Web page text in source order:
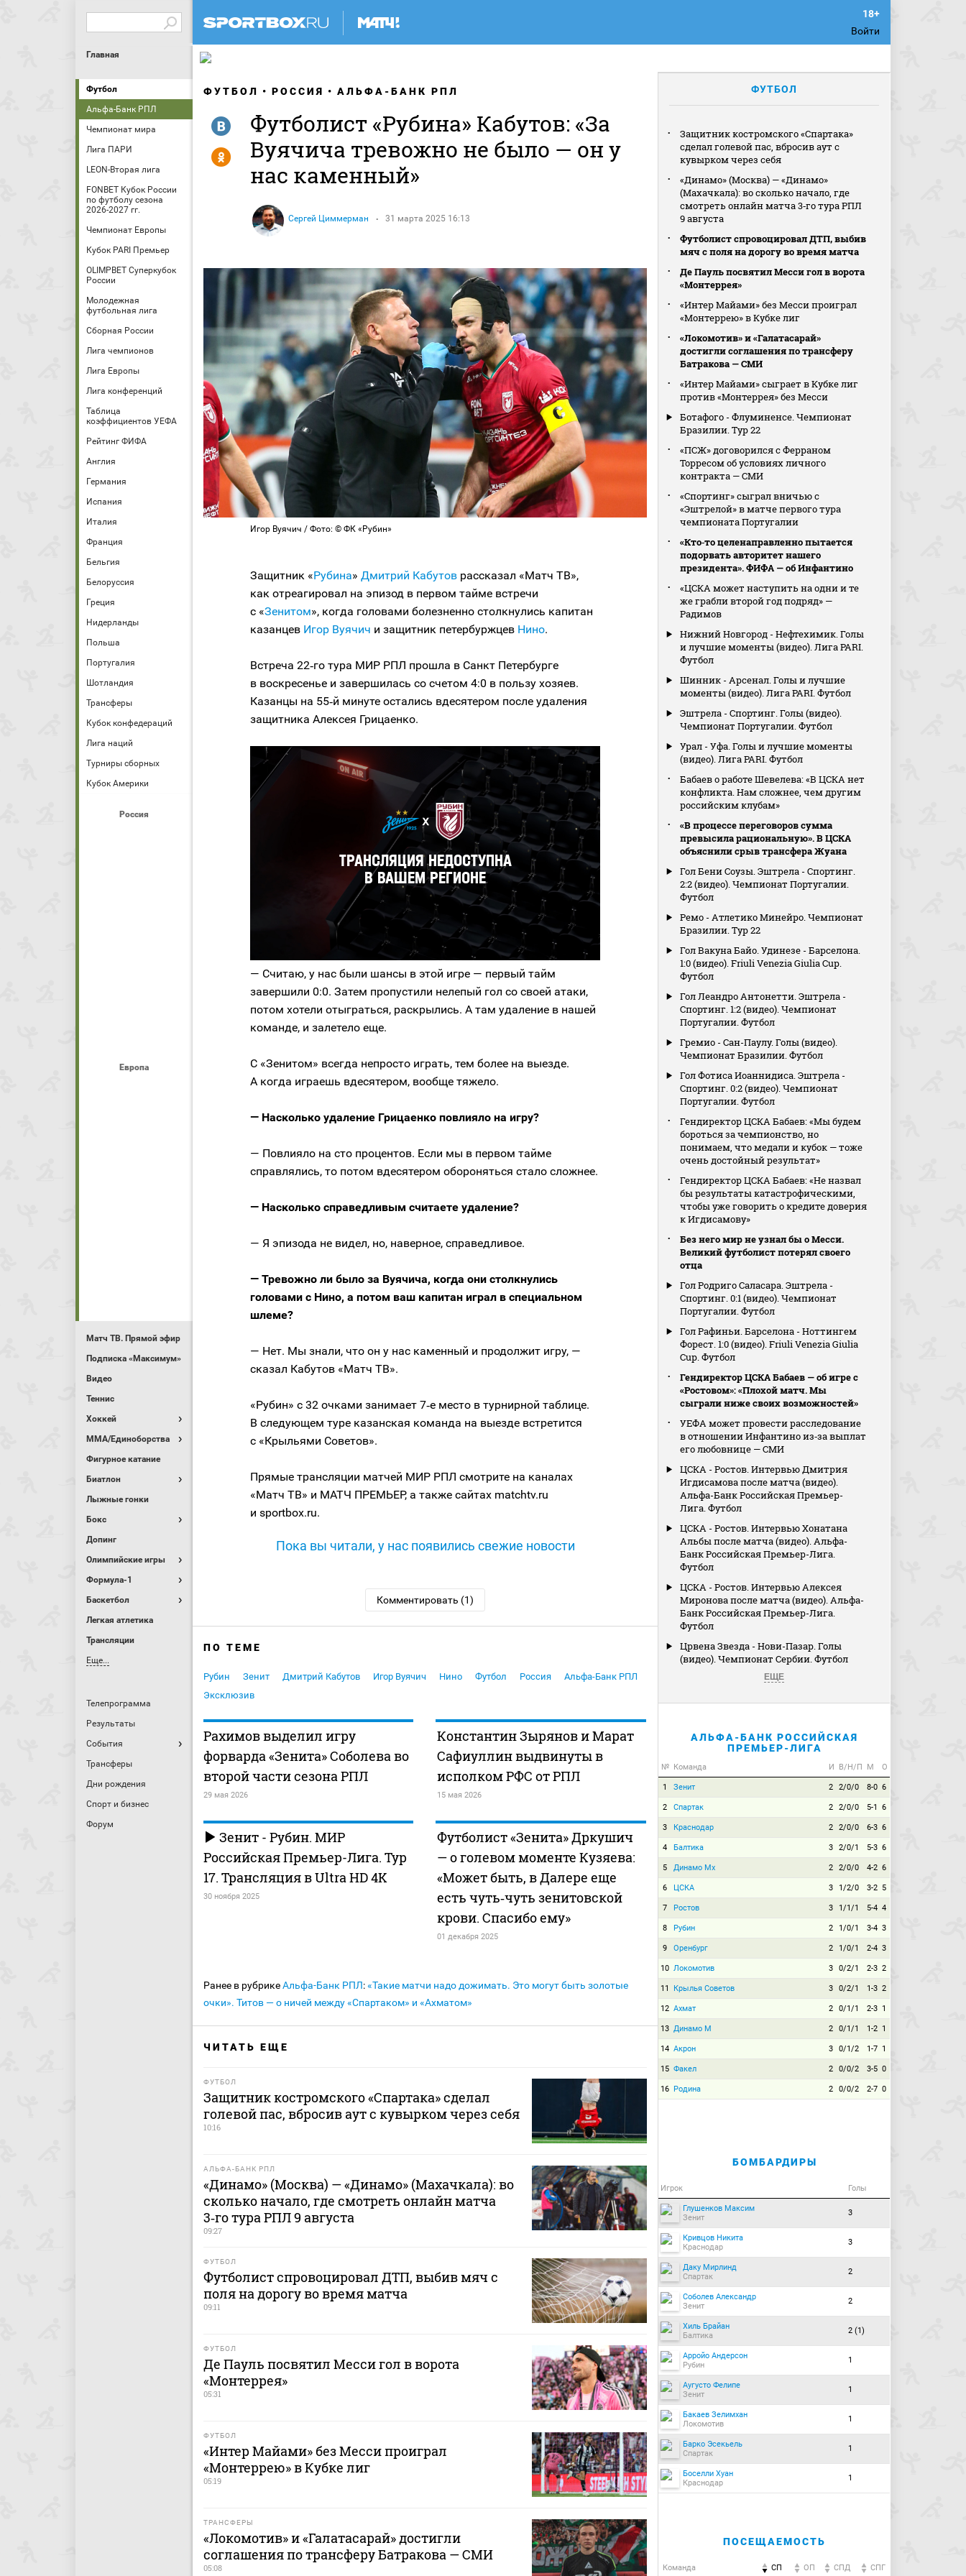
Войти
Главная
Футбол
Альфа-Банк РПЛ
Чемпионат мира
Лига ПАРИ
LEON-Вторая лига
FONBET Кубок России
по футболу сезона
2026-2027 гг.
Чемпионат Европы
Кубок PARI Премьер
OLIMPBET Суперкубок
России
Молодежная
футбольная лига
Сборная России
Лига чемпионов
Лига Европы
Лига конференций
Таблица
коэффициентов УЕФА
Рейтинг ФИФА
Англия
Германия
Испания
Италия
Франция
Бельгия
Белоруссия
Греция
Нидерланды
Польша
Португалия
Шотландия
Трансферы
Кубок конфедераций
Лига наций
Турниры сборных
Кубок Америки
Россия
Европа
Матч ТВ. Прямой эфир
Подписка «Максимум»
Видео
Теннис
Хоккей
MMA/Единоборства
Фигурное катание
Биатлон
Лыжные гонки
Бокс
Допинг
Олимпийские игры
Формула-1
Баскетбол
Легкая атлетика
Трансляции
Еще...
Телепрограмма
Результаты
События
Трансферы
Дни рождения
Спорт и бизнес
Форум
ФУТБОЛ РОССИЯ АЛЬФА-БАНК РПЛ
Футболист «Рубина» Кабутов: «За
Вуячича тревожно не было — он у
нас каменный»
Сергей Циммерман 31 марта 2025 16:13
R
Y
Игор Вуячич / Фото: © ФК «Рубин»
Защитник «Рубина» Дмитрий Кабутов рассказал «Матч ТВ»,
как отреагировал на эпизод в первом тайме встречи
с «Зенитом», когда головами болезненно столкнулись капитан
казанцев Игор Вуячич и защитник петербуржцев Нино.
Встреча 22‑го тура МИР РПЛ прошла в Санкт Петербурге
в воскресенье и завершилась со счетом 4:0 в пользу хозяев.
Казанцы на 55‑й минуте остались вдесятером после удаления
защитника Алексея Грицаенко.
— Считаю, у нас были шансы в этой игре — первый тайм
завершили 0:0. Затем пропустили нелепый гол со своей атаки,
потом хотели отыграться, раскрылись. А там удаление в нашей
команде, и залетело еще.
С «Зенитом» всегда непросто играть, тем более на выезде.
А когда играешь вдесятером, вообще тяжело.
— Насколько удаление Грицаенко повлияло на игру?
— Повлияло на сто процентов. Если мы в первом тайме
справлялись, то потом вдесятером обороняться стало сложнее.
— Насколько справедливым считаете удаление?
— Я эпизода не видел, но, наверное, справедливое.
— Тревожно ли было за Вуячича, когда они столкнулись
головами с Нино, а потом ваш капитан играл в специальном
шлеме?
— Нет. Мы знали, что он у нас каменный и продолжит игру, —
сказал Кабутов «Матч ТВ».
«Рубин» с 32 очками занимает 7‑е место в турнирной таблице.
В следующем туре казанская команда на выезде встретится
с «Крыльями Советов».
Прямые трансляции матчей МИР РПЛ смотрите на каналах
«Матч ТВ» и МАТЧ ПРЕМЬЕР, а также сайтах matchtv.ru
и sportbox.ru.
Пока вы читали, у нас появились свежие новости
Комментировать (1)
ПО ТЕМЕ
Рубин Зенит Дмитрий Кабутов Игор Вуячич Нино Футбол Россия
Альфа-Банк РПЛ
Эксклюзив
Рахимов выделил игру
форварда «Зенита» Соболева во
второй части сезона РПЛ
29 мая 2026
Константин Зырянов и Марат
Сафиуллин выдвинуты в
исполком РФС от РПЛ
15 мая 2026
Зенит - Рубин. МИР
Российская Премьер-Лига. Тур
17. Трансляция в Ultra HD 4K
30 ноября 2025
Футболист «Зенита» Дркушич
— о голевом моменте Кузяева:
«Может быть, в Далере еще
есть чуть‑чуть зенитовской
крови. Спасибо ему»
01 декабря 2025
Ранее в рубрикеАльфа-Банк РПЛ:«Такие матчи надо дожимать. Это могут быть золотые
очки». Титов — о ничей между «Спартаком» и «Ахматом»
ЧИТАТЬ ЕЩЕ
ФУТБОЛ
Защитник костромского «Спартака» сделал
голевой пас, вбросив аут с кувырком через себя
10:16
АЛЬФА-БАНК РПЛ
«Динамо» (Москва) — «Динамо» (Махачкала): во
сколько начало, где смотреть онлайн матча
3‑го тура РПЛ 9 августа
09:27
ФУТБОЛ
Футболист спровоцировал ДТП, выбив мяч с
поля на дорогу во время матча
09:11
ФУТБОЛ
Де Пауль посвятил Месси гол в ворота
«Монтеррея»
05:31
ФУТБОЛ
«Интер Майами» без Месси проиграл
«Монтеррею» в Кубке лиг
05:19
ТРАНСФЕРЫ
«Локомотив» и «Галатасарай» достигли
соглашения по трансферу Батракова — СМИ
05:08
ФУТБОЛ
Защитник костромского «Спартака»
сделал голевой пас, вбросив аут с
кувырком через себя
«Динамо» (Москва) — «Динамо»
(Махачкала): во сколько начало, где
смотреть онлайн матча 3‑го тура РПЛ
9 августа
Футболист спровоцировал ДТП, выбив
мяч с поля на дорогу во время матча
Де Пауль посвятил Месси гол в ворота
«Монтеррея»
«Интер Майами» без Месси проиграл
«Монтеррею» в Кубке лиг
«Локомотив» и «Галатасарай»
достигли соглашения по трансферу
Батракова — СМИ
«Интер Майами» сыграет в Кубке лиг
против «Монтеррея» без Месси
Ботафого - Флуминенсе. Чемпионат
Бразилии. Тур 22
«ПСЖ» договорился с Ферраном
Торресом об условиях личного
контракта — СМИ
«Спортинг» сыграл вничью с
«Эштрелой» в матче первого тура
чемпионата Португалии
«Кто‑то целенаправленно пытается
подорвать авторитет нашего
президента». ФИФА — об Инфантино
«ЦСКА может наступить на одни и те
же грабли второй год подряд» —
Радимов
Нижний Новгород - Нефтехимик. Голы
и лучшие моменты (видео). Лига PARI.
Футбол
Шинник - Арсенал. Голы и лучшие
моменты (видео). Лига PARI. Футбол
Эштрела - Спортинг. Голы (видео).
Чемпионат Португалии. Футбол
Урал - Уфа. Голы и лучшие моменты
(видео). Лига PARI. Футбол
Бабаев о работе Шевелева: «В ЦСКА нет
конфликта. Нам сложнее, чем другим
российским клубам»
«В процессе переговоров сумма
превысила рациональную». В ЦСКА
объяснили срыв трансфера Жуана
Гол Бени Соузы. Эштрела - Спортинг.
2:2 (видео). Чемпионат Португалии.
Футбол
Ремо - Атлетико Минейро. Чемпионат
Бразилии. Тур 22
Гол Вакуна Байо. Удинезе - Барселона.
1:0 (видео). Friuli Venezia Giulia Cup.
Футбол
Гол Леандро Антонетти. Эштрела -
Спортинг. 1:2 (видео). Чемпионат
Португалии. Футбол
Гремио - Сан-Паулу. Голы (видео).
Чемпионат Бразилии. Футбол
Гол Фотиса Иоаннидиса. Эштрела -
Спортинг. 0:2 (видео). Чемпионат
Португалии. Футбол
Гендиректор ЦСКА Бабаев: «Мы будем
бороться за чемпионство, но
понимаем, что медали и кубок — тоже
очень достойный результат»
Гендиректор ЦСКА Бабаев: «Не назвал
бы результаты катастрофическими,
чтобы уже говорить о кредите доверия
к Игдисамову»
Без него мир не узнал бы о Месси.
Великий футболист потерял своего
отца
Гол Родриго Саласара. Эштрела -
Спортинг. 0:1 (видео). Чемпионат
Португалии. Футбол
Гол Рафиньи. Барселона - Ноттингем
Форест. 1:0 (видео). Friuli Venezia Giulia
Cup. Футбол
Гендиректор ЦСКА Бабаев — об игре с
«Ростовом»: «Плохой матч. Мы
сыграли ниже своих возможностей»
УЕФА может провести расследование
в отношении Инфантино из‑за выплат
его любовнице — СМИ
ЦСКА - Ростов. Интервью Дмитрия
Игдисамова после матча (видео).
Альфа-Банк Российская Премьер-
Лига. Футбол
ЦСКА - Ростов. Интервью Хонатана
Альбы после матча (видео). Альфа-
Банк Российская Премьер-Лига.
Футбол
ЦСКА - Ростов. Интервью Алексея
Миронова после матча (видео). Альфа-
Банк Российская Премьер-Лига.
Футбол
Црвена Звезда - Нови-Пазар. Голы
(видео). Чемпионат Сербии. Футбол
ЕЩЕ
АЛЬФА-БАНК РОССИЙСКАЯ
ПРЕМЬЕР-ЛИГА
№ Команда И В/Н/П М О
1 Зенит 2 2/0/0 8-0 6
2 Спартак 2 2/0/0 5-1 6
3 Краснодар 2 2/0/0 6-3 6
4 Балтика 3 2/0/1 5-3 6
5 Динамо Мх 2 2/0/0 4-2 6
6 ЦСКА 3 1/2/0 3-2 5
7 Ростов 3 1/1/1 5-4 4
8 Рубин 2 1/0/1 3-4 3
9 Оренбург 2 1/0/1 2-4 3
10 Локомотив 3 0/2/1 2-3 2
11 Крылья Советов 3 0/2/1 1-3 2
12 Ахмат 2 0/1/1 2-3 1
13 Динамо М 2 0/1/1 1-2 1
14 Акрон 3 0/1/2 1-7 1
15 Факел 2 0/0/2 3-5 0
16 Родина 2 0/0/2 2-7 0
БОМБАРДИРЫ
Игрок Голы
Глушенков Максим
Зенит
3
Кривцов Никита
Краснодар
3
Даку Мирлинд
Спартак
2
Соболев Александр
Зенит
2
Хиль Брайан
Балтика
2 (1)
Арройо Андерсон
Рубин
1
Аугусто Фелипе
Зенит
1
Бакаев Зелимхан
Локомотив
1
Барко Эсекьель
Спартак
1
Боселли Хуан
Краснодар
1
ПОСЕЩАЕМОСТЬ
Команда СП ОП CПД CПГ